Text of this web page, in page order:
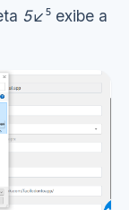
5↙⁵ exibe a